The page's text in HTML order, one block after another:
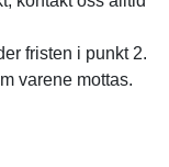
fristen i punkt 2.
varene mottas.